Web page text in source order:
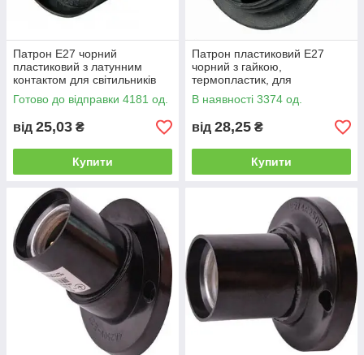
Патрон E27 чорний
пластиковий з латунним
контактом для світильників
220 В
Готово до відправки 4181 од.
від 25,03 ₴
Купити
Патрон пластиковий Е27
чорний з гайкою,
термопластик, для
світильників 220В
В наявності 3374 од.
від 28,25 ₴
Купити